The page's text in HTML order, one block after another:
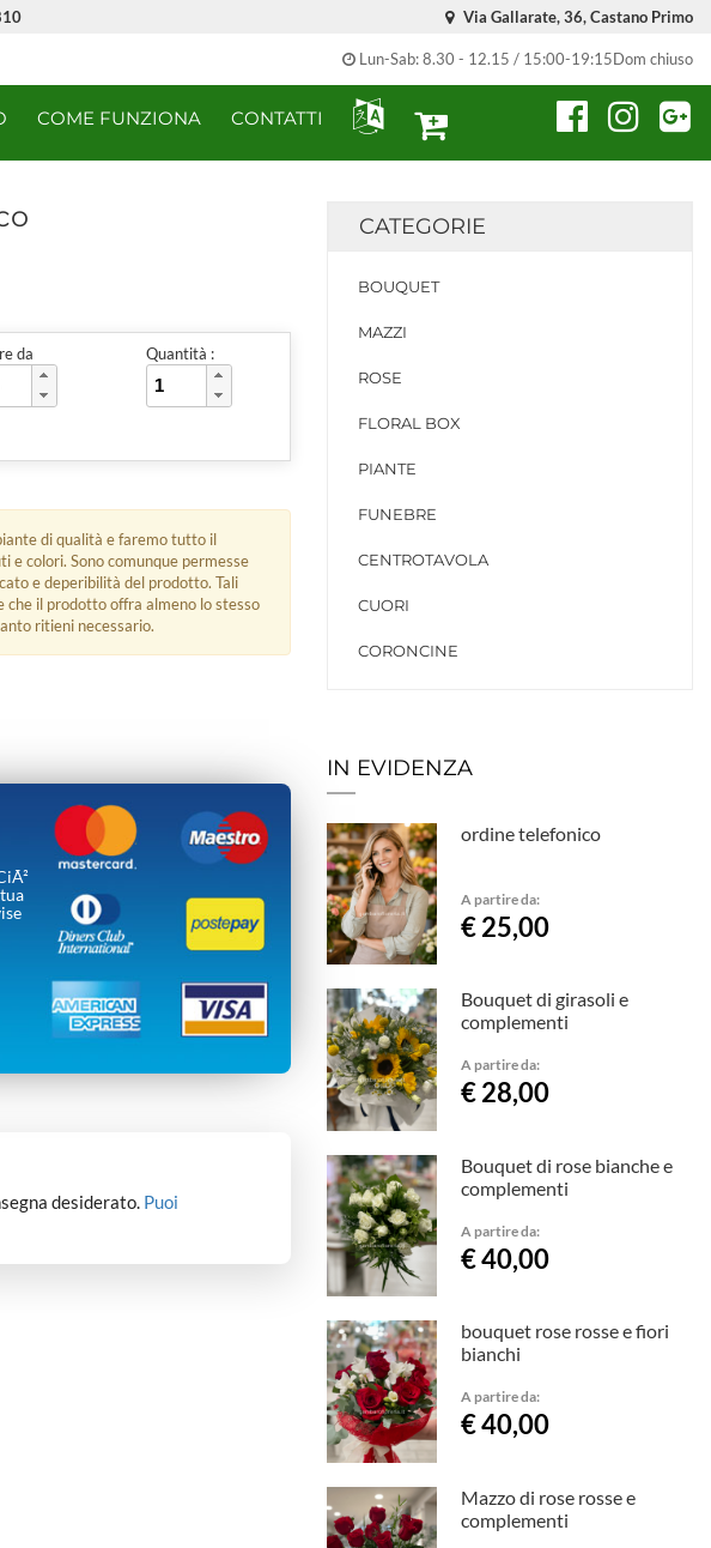
Via Gallarate, 36, Castano Primo
Lun-Sab: 8.30 - 12.15 / 15:00-19:15Dom chiuso
COME FUNZIONA CONTATTI
da Quantità :
di qualità e faremo tutto il
e colori. Sono comunque permesse
e deperibilità del prodotto. Tali
il prodotto offra almeno lo stesso
ritieni necessario.
desiderato. Puoi
CATEGORIE
BOUQUET
MAZZI
ROSE
FLORAL BOX
PIANTE
FUNEBRE
CENTROTAVOLA
CUORI
CORONCINE
IN EVIDENZA
ordine telefonico
A partire da:
€ 25,00
Bouquet di girasoli e
complementi
A partire da:
€ 28,00
Bouquet di rose bianche e
complementi
A partire da:
€ 40,00
bouquet rose rosse e fiori
bianchi
A partire da:
€ 40,00
Mazzo di rose rosse e
complementi